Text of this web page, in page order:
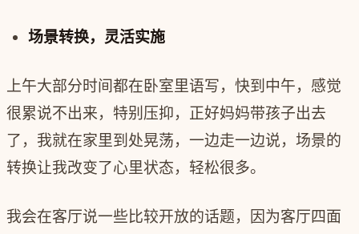
场景转换，灵活实施
上午大部分时间都在卧室里语写，快到中午，感觉
很累说不出来，特别压抑，正好妈妈带孩子出去
了，我就在家里到处晃荡，一边走一边说，场景的
转换让我改变了心里状态，轻松很多。
我会在客厅说一些比较开放的话题，因为客厅四面